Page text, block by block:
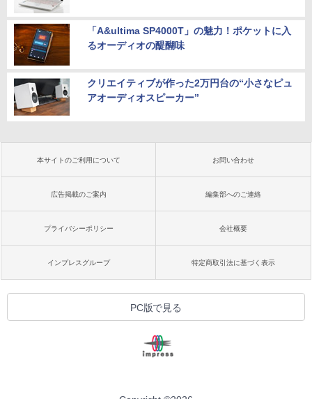
「A&ultima SP4000T」の魅力！ポケットに入
るオーディオの醍醐味
クリエイティブが作った2万円台の“小さなピュ
アオーディオスピーカー”
本サイトのご利用について お問い合わせ
広告掲載のご案内 編集部へのご連絡
プライバシーポリシー 会社概要
インプレスグループ 特定商取引法に基づく表示
PC版で見る